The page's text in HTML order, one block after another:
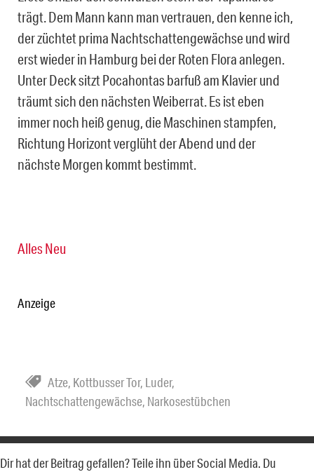
trägt. Dem Mann kann man vertrauen, den kenne ich,
der züchtet prima Nachtschattengewächse und wird
erst wieder in Hamburg bei der Roten Flora anlegen.
Unter Deck sitzt Pocahontas barfuß am Klavier und
träumt sich den nächsten Weiberrat. Es ist eben
immer noch heiß genug, die Maschinen stampfen,
Richtung Horizont verglüht der Abend und der
nächste Morgen kommt bestimmt.
Alles Neu
Anzeige
Atze, Kottbusser Tor, Luder,
Nachtschattengewächse, Narkosestübchen
Dir hat der Beitrag gefallen? Teile ihn über Social Media. Du